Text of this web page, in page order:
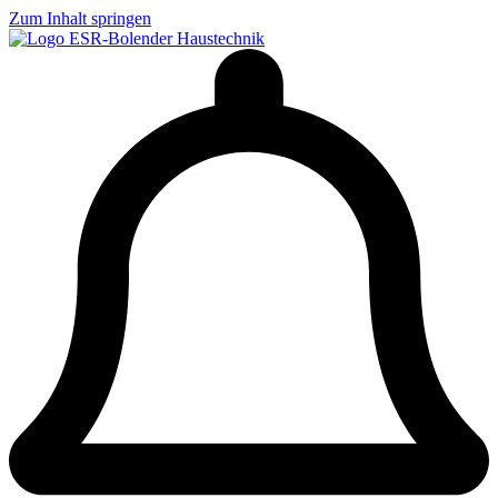
Zum Inhalt springen